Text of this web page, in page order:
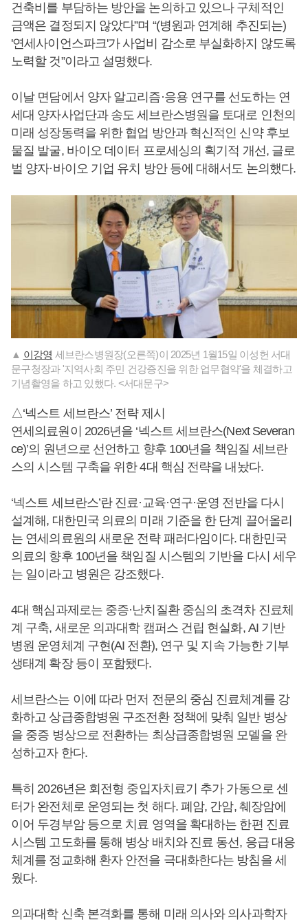
건축비를 부담하는 방안을 논의하고 있으나 구체적인
금액은 결정되지 않았다”며 “(병원과 연계해 추진되는)
'연세사이언스파크'가 사업비 감소로 부실화하지 않도록
노력할 것”이라고 설명했다.
이날 면담에서 양자 알고리즘·응용 연구를 선도하는 연
세대 양자사업단과 송도 세브란스병원을 토대로 인천의
미래 성장동력을 위한 협업 방안과 혁신적인 신약 후보
물질 발굴, 바이오 데이터 프로세싱의 획기적 개선, 글로
벌 양자·바이오 기업 유치 방안 등에 대해서도 논의했다.
▲ 이강영 세브란스병원장(오른쪽)이 2025년 1월15일 이성헌 서대
문구청장과 '지역사회 주민 건강증진을 위한 업무협약'을 체결하고
기념촬영을 하고 있했다. <서대문구>
△‘넥스트 세브란스’ 전략 제시
연세의료원이 2026년을 ‘넥스트 세브란스(Next Severan
ce)’의 원년으로 선언하고 향후 100년을 책임질 세브란
스의 시스템 구축을 위한 4대 핵심 전략을 내놨다.
‘넥스트 세브란스’란 진료·교육·연구·운영 전반을 다시
설계해, 대한민국 의료의 미래 기준을 한 단계 끌어올리
는 연세의료원의 새로운 전략 패러다임이다. 대한민국
의료의 향후 100년을 책임질 시스템의 기반을 다시 세우
는 일이라고 병원은 강조했다.
4대 핵심과제로는 중증·난치질환 중심의 초격차 진료체
계 구축, 새로운 의과대학 캠퍼스 건립 현실화, AI 기반
병원 운영체계 구현(AI 전환), 연구 및 지속 가능한 기부
생태계 확장 등이 포함됐다.
세브란스는 이에 따라 먼저 전문의 중심 진료체계를 강
화하고 상급종합병원 구조전환 정책에 맞춰 일반 병상
을 중증 병상으로 전환하는 최상급종합병원 모델을 완
성하고자 한다.
특히 2026년은 회전형 중입자치료기 추가 가동으로 센
터가 완전체로 운영되는 첫 해다. 폐암, 간암, 췌장암에
이어 두경부암 등으로 치료 영역을 확대하는 한편 진료
시스템 고도화를 통해 병상 배치와 진료 동선, 응급 대응
체계를 정교화해 환자 안전을 극대화한다는 방침을 세
웠다.
의과대학 신축 본격화를 통해 미래 의사와 의사과학자